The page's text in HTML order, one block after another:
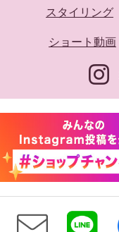
スタイリング
ショート動画